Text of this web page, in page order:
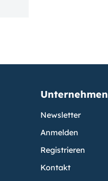
Unternehmen
Newsletter
Anmelden
Registrieren
Kontakt